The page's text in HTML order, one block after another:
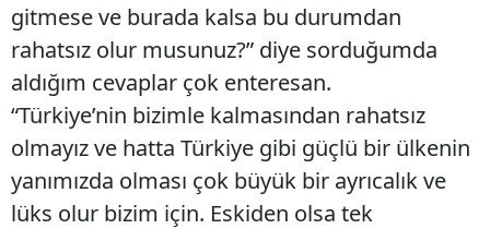
gitmese ve burada kalsa bu durumdan
rahatsız olur musunuz?” diye sorduğumda
aldığım cevaplar çok enteresan.
“Türkiye’nin bizimle kalmasından rahatsız
olmayız ve hatta Türkiye gibi güçlü bir ülkenin
yanımızda olması çok büyük bir ayrıcalık ve
lüks olur bizim için. Eskiden olsa tek